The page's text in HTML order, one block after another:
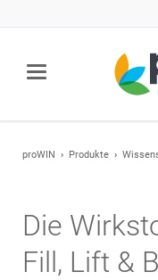
proWIN Produkte
Die
Fill, Lift &